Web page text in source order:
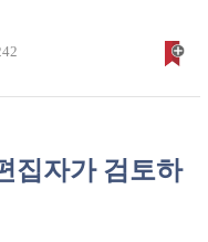
집자가 검토하